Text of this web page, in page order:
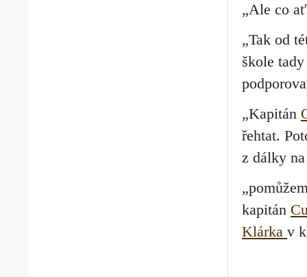
„Ale co
„Tak od
škole
„Kapitán
řehtat.
z dálky
kapitán
Klárka v